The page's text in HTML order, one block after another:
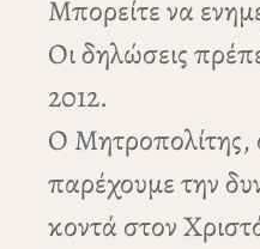
Μπορείτε να
Οι δηλώσεις
2012.
Ο Μητροπολίτης,
παρέχουμε την
κοντά στον